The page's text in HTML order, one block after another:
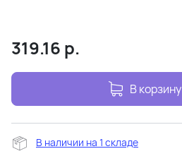
319.16 р.
В корзину
В наличии на 1 складе